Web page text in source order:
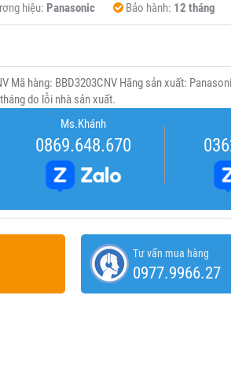
hiệu: Panasonic Bảo hành: 12 tháng
Mã hàng: BBD3203CNV Hãng sản xuất:
do lỗi nhà sản xuất.
Ms.Khánh
0869.648.670
Tư vấn mua hàng
0977.9966.27